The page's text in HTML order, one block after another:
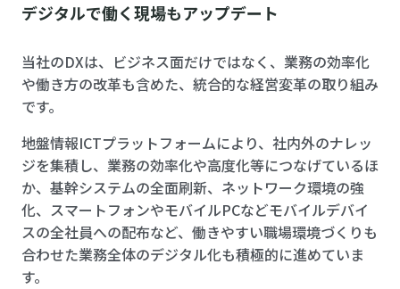
デジタルで働く現場もアップデート
当社のDXは、ビジネス面だけではなく、業務の効率化
や働き方の改革も含めた、統合的な経営変革の取り組み
です。
地盤情報ICTプラットフォームにより、社内外のナレッ
ジを集積し、業務の効率化や高度化等につなげているほ
か、基幹システムの全面刷新、ネットワーク環境の強
化、スマートフォンやモバイルPCなどモバイルデバイ
スの全社員への配布など、働きやすい職場環境づくりも
合わせた業務全体のデジタル化も積極的に進めていま
す。